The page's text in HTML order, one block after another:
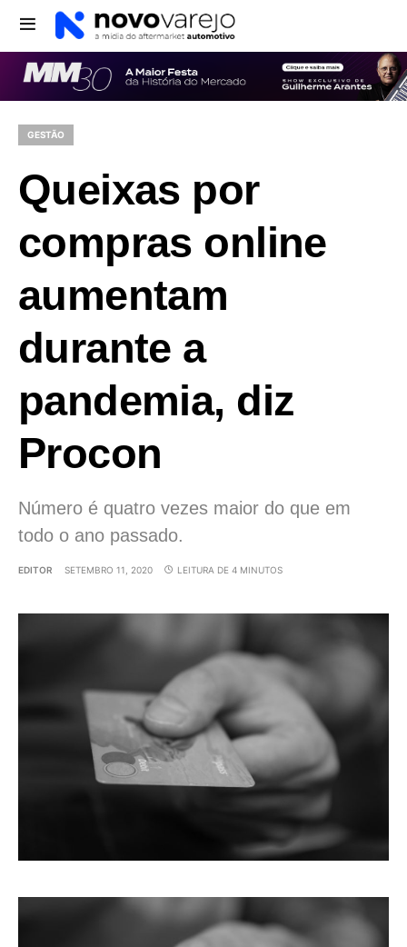
GESTÃO
Queixas por
compras online
aumentam
durante a
pandemia, diz
Procon
Número é quatro vezes maior do que em
todo o ano passado.
EDITOR SETEMBRO 11, 2020 LEITURA DE 4 MINUTOS